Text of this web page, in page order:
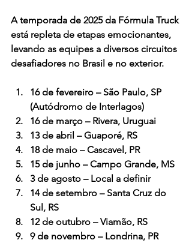
A temporada de 2025 da Fórmula Truck
está repleta de etapas emocionantes,
levando as equipes a diversos circuitos
desafiadores no Brasil e no exterior.
16 de fevereiro – São Paulo, SP
(Autódromo de Interlagos)
16 de março – Rivera, Uruguai
13 de abril – Guaporé, RS​
18 de maio – Cascavel, PR​
15 de junho – Campo Grande, MS​
3 de agosto – Local a definir​
14 de setembro – Santa Cruz do
Sul, RS​
12 de outubro – Viamão, RS​
9 de novembro – Londrina, PR​